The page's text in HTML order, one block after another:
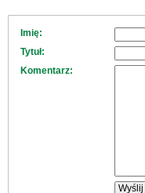
Imię:
Tytuł:
Komentarz: